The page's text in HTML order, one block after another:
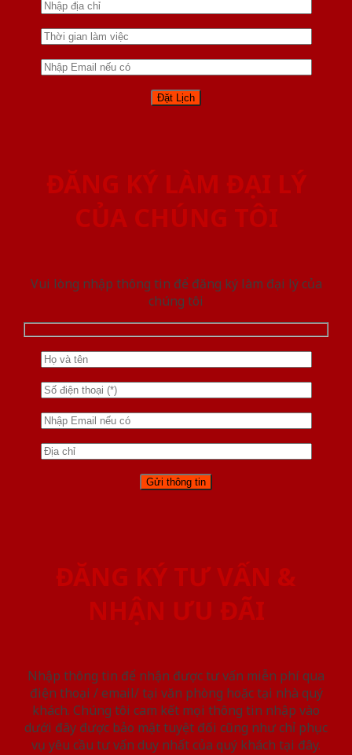
ĐĂNG KÝ LÀM ĐẠI LÝ
CỦA CHÚNG TÔI
Vui lòng nhập thông tin để đăng ký làm đại lý của
chúng tôi
ĐĂNG KÝ TƯ VẤN &
NHẬN ƯU ĐÃI
Nhập thông tin để nhận được tư vấn miễn phí qua
điện thoại / email/ tại văn phòng hoặc tại nhà quý
khách. Chúng tôi cam kết mọi thông tin nhập vào
dưới đây được bảo mật tuyệt đối cũng như chỉ phục
vụ yêu cầu tư vấn duy nhất của quý khách tại đây.